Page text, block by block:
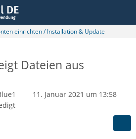
einrichten / Installation & Update
Dateien aus
11. Januar 2021 um 13:58